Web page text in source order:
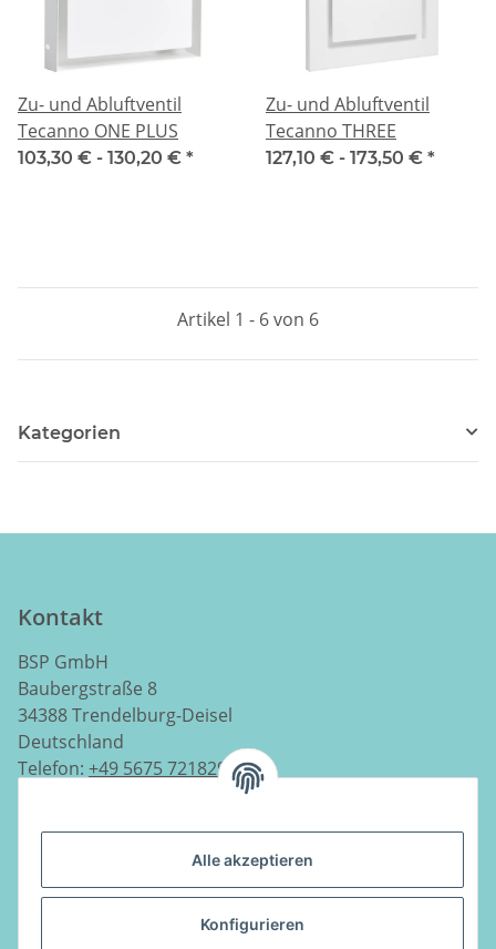
Alle akzeptieren
Konfigurieren
Zu- und Abluftventil
Tecanno ONE PLUS
103,30 € - 130,20 € *
Zu- und Abluftventil
Tecanno THREE
127,10 € - 173,50 € *
Artikel 1 - 6 von 6
Kategorien
Kontakt
BSP GmbH
Baubergstraße 8
34388 Trendelburg-Deisel
Deutschland
Telefon: +49 5675 7218290
Informationen